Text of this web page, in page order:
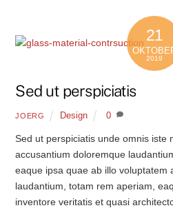
21
2019
Sed ut perspiciatis
JOERG Design 0
Sed ut perspiciatis unde omnis iste
accusantium doloremque
eaque ipsa quae ab illo voluptatem
laudantium, totam rem aperiam,
inventore veritatis et quasi